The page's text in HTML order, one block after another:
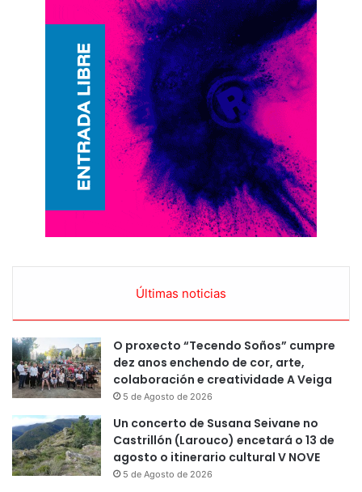
Últimas noticias
O proxecto “Tecendo Soños” cumpre
dez anos enchendo de cor, arte,
colaboración e creatividade A Veiga
5 de Agosto de 2026
Un concerto de Susana Seivane no
Castrillón (Larouco) encetará o 13 de
agosto o itinerario cultural V NOVE
5 de Agosto de 2026